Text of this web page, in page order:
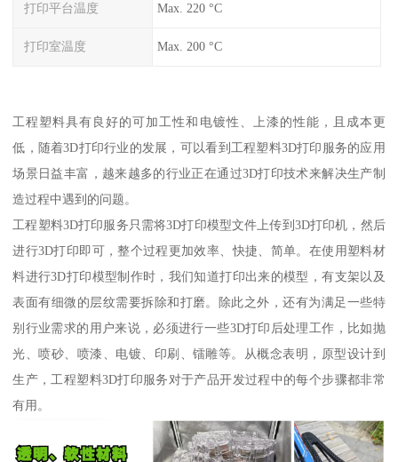
打印平台温度 Max. 220 °C
打印室温度 Max. 200 °C
工程塑料具有良好的可加工性和电镀性、上漆的性能，且成本更
低，随着3D打印行业的发展，可以看到工程塑料3D打印服务的应用
场景日益丰富，越来越多的行业正在通过3D打印技术来解决生产制
造过程中遇到的问题。
工程塑料3D打印服务只需将3D打印模型文件上传到3D打印机，然后
进行3D打印即可，整个过程更加效率、快捷、简单。在使用塑料材
料进行3D打印模型制作时，我们知道打印出来的模型，有支架以及
表面有细微的层纹需要拆除和打磨。除此之外，还有为满足一些特
别行业需求的用户来说，必须进行一些3D打印后处理工作，比如抛
光、喷砂、喷漆、电镀、印刷、镭雕等。从概念表明，原型设计到
生产，工程塑料3D打印服务对于产品开发过程中的每个步骤都非常
有用。